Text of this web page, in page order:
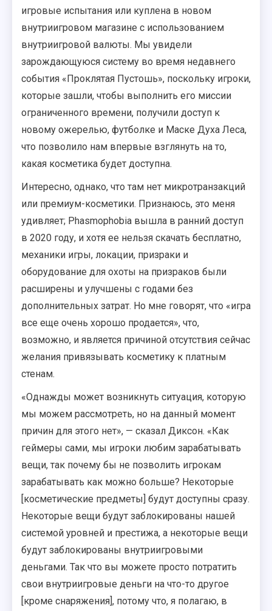
игровые испытания или куплена в новом
внутриигровом магазине с использованием
внутриигровой валюты. Мы увидели
зарождающуюся систему во время недавнего
события «Проклятая Пустошь», поскольку игроки,
которые зашли, чтобы выполнить его миссии
ограниченного времени, получили доступ к
новому ожерелью, футболке и Маске Духа Леса,
что позволило нам впервые взглянуть на то,
какая косметика будет доступна.
Интересно, однако, что там нет микротранзакций
или премиум-косметики. Признаюсь, это меня
удивляет; Phasmophobia вышла в ранний доступ
в 2020 году, и хотя ее нельзя скачать бесплатно,
механики игры, локации, призраки и
оборудование для охоты на призраков были
расширены и улучшены с годами без
дополнительных затрат. Но мне говорят, что «игра
все еще очень хорошо продается», что,
возможно, и является причиной отсутствия сейчас
желания привязывать косметику к платным
стенам.
«Однажды может возникнуть ситуация, которую
мы можем рассмотреть, но на данный момент
причин для этого нет», — сказал Диксон. «Как
геймеры сами, мы игроки любим зарабатывать
вещи, так почему бы не позволить игрокам
зарабатывать как можно больше? Некоторые
[косметические предметы] будут доступны сразу.
Некоторые вещи будут заблокированы нашей
системой уровней и престижа, а некоторые вещи
будут заблокированы внутриигровыми
деньгами. Так что вы можете просто потратить
свои внутриигровые деньги на что-то другое
[кроме снаряжения], потому что, я полагаю, в